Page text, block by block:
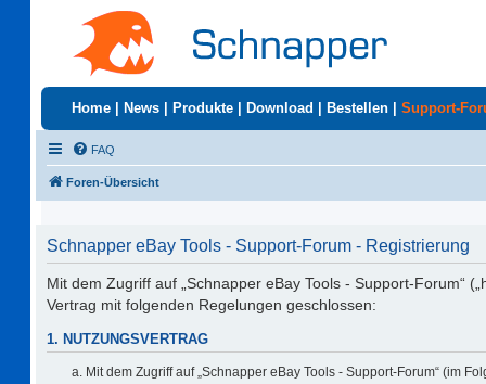
Home News Produkte Download Bestellen Support-
FAQ
Foren-Übersicht
Schnapper eBay Tools - Support-Forum - Registrierung
Mit dem Zugriff auf „Schnapper eBay Tools - Support-Forum“
Vertrag mit folgenden Regelungen geschlossen:
1. NUTZUNGSVERTRAG
Mit dem Zugriff auf „Schnapper eBay Tools - Support-Forum“ (im